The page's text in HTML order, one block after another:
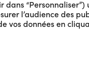
dans
l’audience des
vos données en